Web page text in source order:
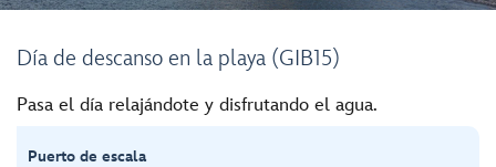
Día de descanso en la playa (GIB15)
Pasa el día relajándote y disfrutando el agua.
Puerto de escala